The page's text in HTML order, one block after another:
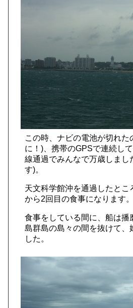
この時、ナビの電池が切れた
に！)、携帯のGPSで連続し
線通過でみんなで万歳しまし
す)。
天文科学館沖を通過したとこ
から2回目の食事になります。
食事をしている間に、船は播
島群島の島々の間を抜けて、
した。